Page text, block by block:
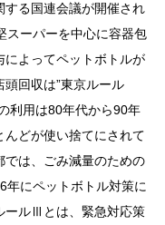
する国連会議が開催され
スーパーを中心に容器包
よってペットボトルが
回収は”東京ルール
利用は80年代から90年
どが使い捨てにされて
では、ごみ減量のための
年にペットボトル対策に
ールⅢとは、緊急対応策